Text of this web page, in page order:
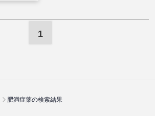
1
肥満症薬の検索結果